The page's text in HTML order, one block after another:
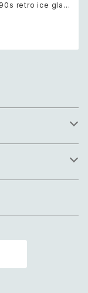
retro ice glas
necklace
テージ アクセサリ